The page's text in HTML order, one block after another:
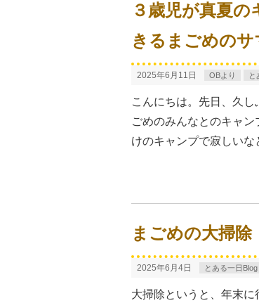
３歳児が真夏
きるまごめの
2025年6月11日 OBより と
こんにちは。先日、久
ごめのみんなとのキャ
けのキャンプで寂しい
まごめの大掃除
2025年6月4日 とある一日Blog
大掃除というと、年末